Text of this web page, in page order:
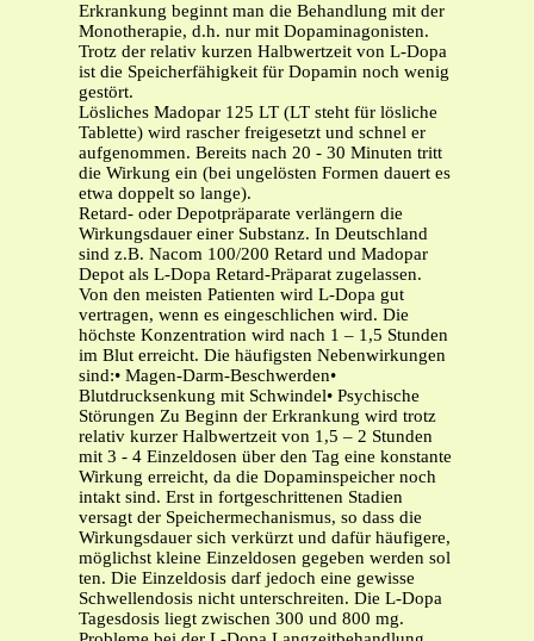
Erkrankung beginnt man die Behandlung mit der
Monotherapie, d.h. nur mit Dopaminagonisten.
Trotz der relativ kurzen Halbwertzeit von L-Dopa
ist die Speicherfähigkeit für Dopamin noch wenig
gestört.
Lösliches Madopar 125 LT (LT steht für lösliche
Tablette) wird rascher freigesetzt und schnel er
aufgenommen. Bereits nach 20 - 30 Minuten tritt
die Wirkung ein (bei ungelösten Formen dauert es
etwa doppelt so lange).
Retard- oder Depotpräparate verlängern die
Wirkungsdauer einer Substanz. In Deutschland
sind z.B. Nacom 100/200 Retard und Madopar
Depot als L-Dopa Retard-Präparat zugelassen.
Von den meisten Patienten wird L-Dopa gut
vertragen, wenn es eingeschlichen wird. Die
höchste Konzentration wird nach 1 – 1,5 Stunden
im Blut erreicht. Die häufigsten Nebenwirkungen
sind:• Magen-Darm-Beschwerden•
Blutdrucksenkung mit Schwindel• Psychische
Störungen Zu Beginn der Erkrankung wird trotz
relativ kurzer Halbwertzeit von 1,5 – 2 Stunden
mit 3 - 4 Einzeldosen über den Tag eine konstante
Wirkung erreicht, da die Dopaminspeicher noch
intakt sind. Erst in fortgeschrittenen Stadien
versagt der Speichermechanismus, so dass die
Wirkungsdauer sich verkürzt und dafür häufigere,
möglichst kleine Einzeldosen gegeben werden sol
ten. Die Einzeldosis darf jedoch eine gewisse
Schwellendosis nicht unterschreiten. Die L-Dopa
Tagesdosis liegt zwischen 300 und 800 mg.